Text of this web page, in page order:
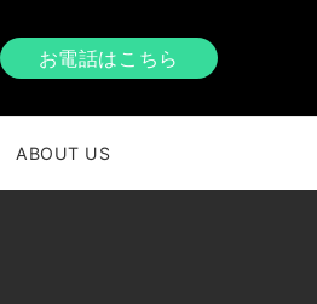
お電話はこちら
ABOUT US